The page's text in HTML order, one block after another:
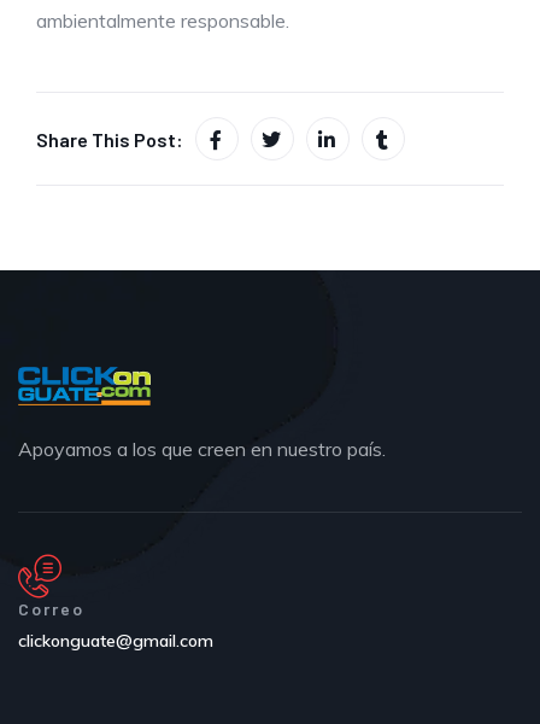
ambientalmente responsable.
Share This Post:
Apoyamos a los que creen en nuestro país.
Correo
clickonguate@gmail.com